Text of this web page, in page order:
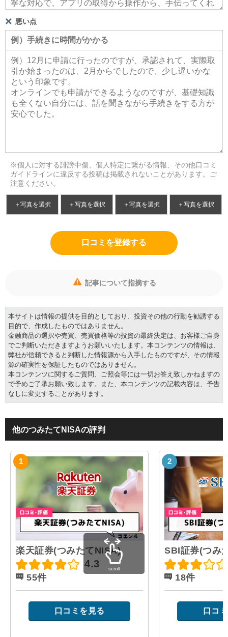
悪い点
※個人に対する誹謗中傷、個人特定に繋がる情報、その他口コミ
ガイドラインに違反する投稿は掲載されないことがあります。ご
注意ください。
＋写真を選択 ＋写真を選択 ＋写真を選択 ＋写真を選択
口コミを登録する
記事について指摘する
本サイトは情報の提供を目的としており、投資その他の行動を勧誘する
目的で、作成したものではありません。
金融商品の選択や売買、売買価格等の投資の最終決定は、お客様ご自身
でご判断いただきますようお願いいたします。本コンテンツの情報は、
弊社が信頼できると判断した情報源から入手したものですが、その情報
源の確実性を保証したものではありません。
本コンテンツに関するご質問、ご照会等には一切お答え致しかねますの
で予めご了承お願い致します。また、本コンテンツの記載内容は、予告
なしに変更することがあります。
他のつみたてNISAの評判
楽天証券(つみたてNISA)
4.3
55件
口コミを見る
SBI証券(つみ
18件
口コ
scroll